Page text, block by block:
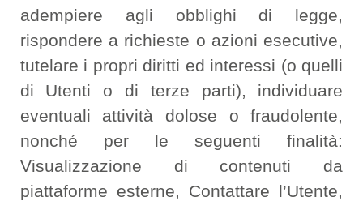
adempiere agli obblighi di legge,
rispondere a richieste o azioni esecutive,
tutelare i propri diritti ed interessi (o quelli
di Utenti o di terze parti), individuare
eventuali attività dolose o fraudolente,
nonché per le seguenti finalità:
Visualizzazione di contenuti da
piattaforme esterne, Contattare l’Utente,